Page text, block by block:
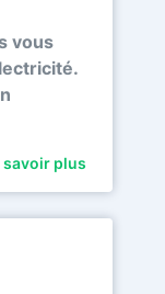
vous
savoir plus